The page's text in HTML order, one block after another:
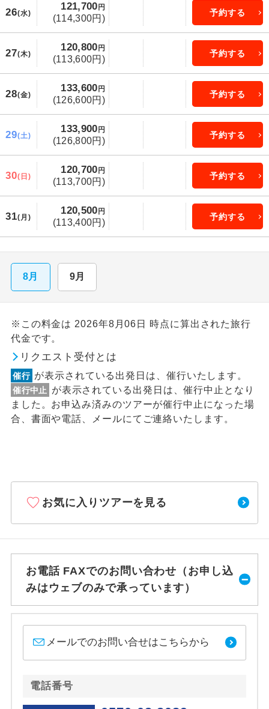
26(水)
121,700 円
(114,300円)
予約する
27(木)
120,800 円
(113,600円)
予約する
28(金)
133,600 円
(126,600円)
予約する
29(土)
133,900 円
(126,800円)
予約する
30(日)
120,700 円
(113,700円)
予約する
31(月)
120,500 円
(113,400円)
予約する
8月 9月
※この料金は 2026年8月06日 時点に算出された旅行
代金です。
リクエスト受付とは
催行 が表示されている出発日は、催行いたします。
催行中止
が表示されている出発日は、催行中止となり
ました。お申込み済みのツアーが催行中止になった場
合、書面や電話、メールにてご連絡いたします。
お気に入りツアーを見る
お電話 FAXでのお問い合わせ（お申し込
みはウェブのみで承っています）
メールでのお問い合せはこちらから
電話番号